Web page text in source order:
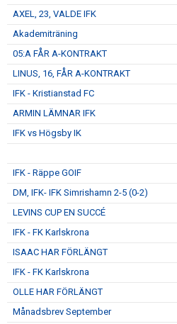
AXEL, 23, VALDE IFK
Akademiträning
05:A FÅR A-KONTRAKT
LINUS, 16, FÅR A-KONTRAKT
IFK - Kristianstad FC
ARMIN LÄMNAR IFK
IFK vs Högsby IK
IFK - Räppe GOIF
DM, IFK- IFK Simrishamn 2-5 (0-2)
LEVINS CUP EN SUCCÉ
IFK - FK Karlskrona
ISAAC HAR FÖRLÄNGT
IFK - FK Karlskrona
OLLE HAR FÖRLÄNGT
Månadsbrev September